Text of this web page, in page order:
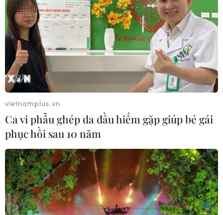
vietnamplus.vn
Ca vi phẫu ghép da đầu hiếm gặp giúp bé gái
phục hồi sau 10 năm